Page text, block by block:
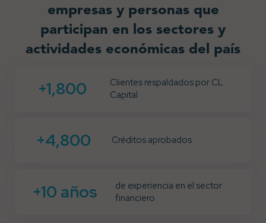
empresas y personas que
participan en los sectores y
actividades económicas del país
+1,800
Clientes respaldados por CL
Capital
+4,800 Créditos aprobados
+10 años
de experiencia en el sector
financiero